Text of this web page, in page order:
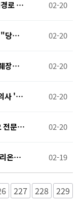
로 '미
02-20
"당뇨
02-20
장암
02-20
사 'S
02-20
문 번
02-20
온…
02-19
227 228 229